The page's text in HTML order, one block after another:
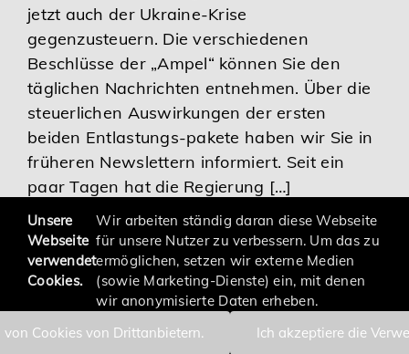
Services
jetzt auch der Ukraine-Krise
gegenzusteuern. Die verschiedenen
Beschlüsse der „Ampel“ können Sie den
täglichen Nachrichten entnehmen. Über die
steuerlichen Auswirkungen der ersten
beiden Entlastungs-pakete haben wir Sie in
früheren Newslettern informiert. Seit ein
paar Tagen hat die Regierung […]
Datenschutzerklärung
Unsere
Webseite
verwendet
Cookies.
Wir arbeiten ständig daran diese Webseite
für unsere Nutzer zu verbessern. Um das zu
ermöglichen, setzen wir externe Medien
(sowie Marketing-Dienste) ein, mit denen
wir anonymisierte Daten erheben.
Cookies von Drittanbietern.
Ich akzeptiere die